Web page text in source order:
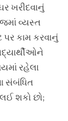
ખરીદવાનું
વ્યસ્ત
કામ કરવાનું
રહેલા
સંબંધિત
શકો છો;